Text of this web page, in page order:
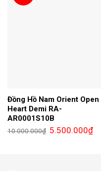
Đồng Hồ Nam Orient Open
Heart Demi RA-
AR0001S10B
10.000.000₫ Giá
gốc
5.500.000₫Giá
hiện